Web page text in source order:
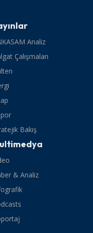
Analiz
Çalışmaları
Bakış
& Analiz